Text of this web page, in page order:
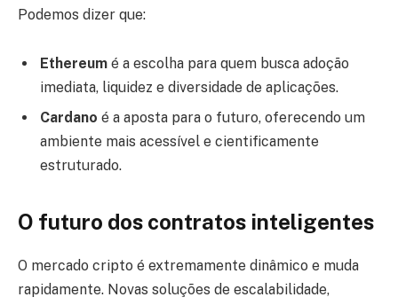
Podemos dizer que:
Ethereum é a escolha para quem busca adoção
imediata, liquidez e diversidade de aplicações.
Cardano é a aposta para o futuro, oferecendo um
ambiente mais acessível e cientificamente
estruturado.
O futuro dos contratos inteligentes
O mercado cripto é extremamente dinâmico e muda
rapidamente. Novas soluções de escalabilidade,